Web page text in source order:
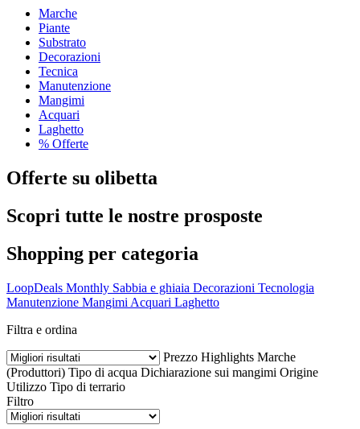
Marche
Piante
Substrato
Decorazioni
Tecnica
Manutenzione
Mangimi
Acquari
Laghetto
% Offerte
Offerte su olibetta
Scopri tutte le nostre prosposte
Shopping per categoria
LoopDeals Monthly Sabbia e ghiaia Decorazioni Tecnologia
Manutenzione Mangimi Acquari Laghetto
Filtra e ordina
Prezzo Highlights Marche
(Produttori) Tipo di acqua Dichiarazione sui mangimi Origine
Utilizzo Tipo di terrario
Filtro